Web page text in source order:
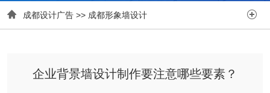
 成都设计广告 >> 成都形象墙设计 
企业背景墙设计制作要注意哪些要素？